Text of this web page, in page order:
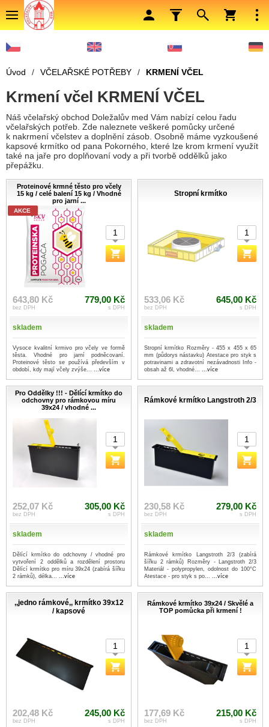
Úvod / VČELAŘSKÉ POTŘEBY / KRMENÍ VČEL
Krmení včel KRMENÍ VČEL
Náš včelařský obchod Doležalův med Vám nabízí celou řadu
včelařských potřeb. Zde naleznete veškeré pomůcky určené
k nakrmení včelstev a doplnění zásob. Osobně máme vyzkoušené
kapsové krmítko od pana Pokorného, které lze krom krmení využít
také na jaře pro doplňovaní vody a při tvorbě oddělků jako
přepážku.
Proteinové krmné těsto pro včely
15 kg / celé balení 15 kg / Vhodné
pro jarní ...
AKCE
643,80 Kč
bez DPH
779,00 Kč
s DPH
skladem
Vysoce kvalitní krmivo pro včely ve formě
těsta. Vhodné pro jarní podněcovaní.
Proteinové těsto se používá především v
období, kdy mají včely zvýše... ...více
Stropní krmítko
533,06 Kč
bez DPH
645,00 Kč
s DPH
skladem
Stropní krmítko Rozměry - 455 x 455 x 65
mm (půdorys nástavku) Atestace pro styk s
potravinami a zdravotní nezávadnosti Info -
obsah až 6l, vhodné... ...více
Pro Oddělky !!! - Dělící krmítko do
odchovny pro rámkovou míru
39x24 / vhodné ...
252,07 Kč
bez DPH
305,00 Kč
s DPH
skladem
Dělící krmítko do odchovny / vhodné pro
vytvoření 2 oddělků a rozdělení prostoru
Dělící krmítko pro míru 39x24 (zabírá šířku
2 rámků), délka... ...více
Rámkové krmítko Langstroth 2/3
230,58 Kč
bez DPH
279,00 Kč
s DPH
skladem
Rámkové krmítko Langstroth 2/3 (zabírá
šířku 2 rámků) Rozměry - Langstroth 2/3
Materiál - polypropylen, odolnost do 100°C
Atestace - pro styk s po... ...více
,,jedno rámkové,, krmítko 39x12
/ kapsové
202,48 Kč
bez DPH
245,00 Kč
s DPH
Rámkové krmítko 39x24 / Skvělé a
TOP pomůcka při krmení !
177,69 Kč
bez DPH
215,00 Kč
s DPH